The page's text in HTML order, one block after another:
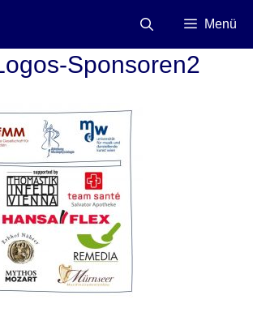
Menü
Sponsoren2